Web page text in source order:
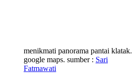
menikmati panorama pantai klatak.
google maps. sumber : Sari
Fatmawati